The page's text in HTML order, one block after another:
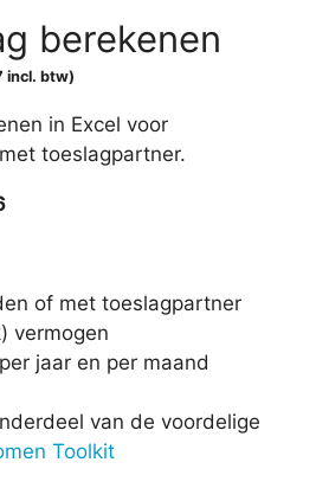
berekenen
incl. btw)
in Excel voor
toeslagpartner.
of met toeslagpartner
vermogen
jaar en per maand
van de voordelige
Toolkit